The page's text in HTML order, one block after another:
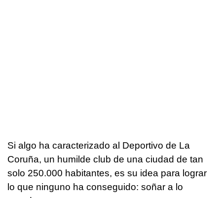
Si algo ha caracterizado al Deportivo de La
Coruña, un humilde club de una ciudad de tan
solo 250.000 habitantes, es su idea para lograr
lo que ninguno ha conseguido: soñar a lo